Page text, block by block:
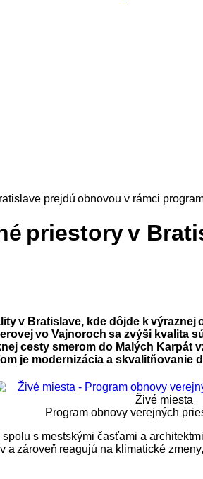
prejdú obnovou v rámci
priestory v
v Bratislave, kde dôjde k
vo Vajnoroch sa zvýši
cesty smerom do Malých
je modernizácia a
Živé miesta
Program obnovy verejných
s mestskými časťami a
zároveň reagujú na klimatické